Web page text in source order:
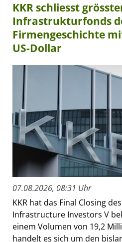
KKR schliesst
Infrastrukturfonds
Firmengeschichte
US-Dollar
07.08.2026, 08:31 Uhr
KKR hat das Final Closing
Infrastructure Investors V
einem Volumen von 19,2
handelt es sich um den